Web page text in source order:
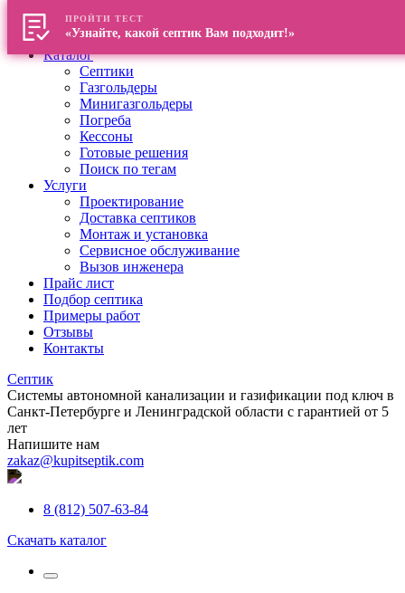
Главная
О компании
Каталог
Септики
Газгольдеры
Минигазгольдеры
Погреба
Кессоны
Готовые решения
Поиск по тегам
Услуги
Проектирование
Доставка септиков
Монтаж и установка
Сервисное обслуживание
Вызов инженера
Прайс лист
Подбор септика
Примеры работ
Отзывы
Контакты
Септик
Системы автономной канализации и газификации под ключ в
Санкт-Петербурге и Ленинградской области с гарантией от 5
лет
Напишите нам
zakaz@kupitseptik.com
8 (812) 507-63-84
Скачать каталог
ПРОЙТИ ТЕСТ
«Узнайте, какой септик Вам подходит!»